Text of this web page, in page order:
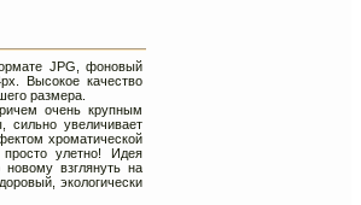
JPG, фоновый
Высокое качество
размера.
очень крупным
сильно увеличивает
хроматической
улетно! Идея
взглянуть на
экологически